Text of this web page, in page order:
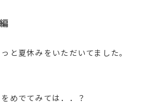
と夏休みをいただいてました。
めでてみては．．？